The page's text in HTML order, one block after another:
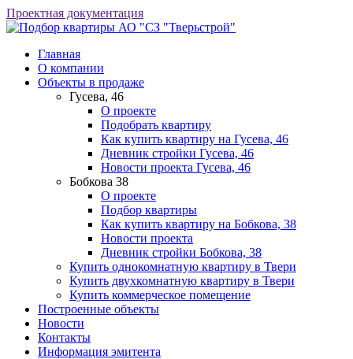
Проектная документация
АО "СЗ "Тверьстрой"
Главная
О компании
Объекты в продаже
Гусева, 46
О проекте
Подобрать квартиру
Как купить квартиру на Гусева, 46
Дневник стройки Гусева, 46
Новости проекта Гусева, 46
Бобкова 38
О проекте
Подбор квартиры
Как купить квартиру на Бобкова, 38
Новости проекта
Дневник стройки Бобкова, 38
Купить однокомнатную квартиру в Твери
Купить двухкомнатную квартиру в Твери
Купить коммерческое помещение
Построенные объекты
Новости
Контакты
Информация эмитента